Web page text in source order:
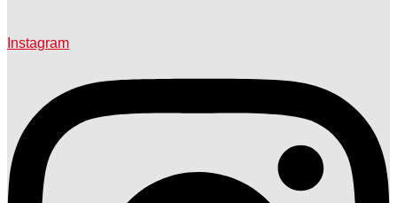
Instagram